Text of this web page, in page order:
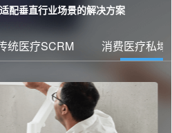
配垂直行业场景的解决方案
统医疗SCRM 消费医疗私域